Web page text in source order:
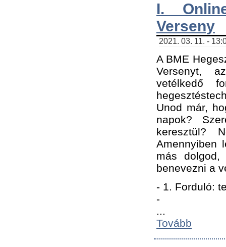
I.
Verseny
2021. 03. 11. -
A BME
Versenyt,
vetélkedő
Unod már,
napok?
keresztül?
Amennyiben
más
benevezni a
- 1. Forduló:
-
...
Tovább